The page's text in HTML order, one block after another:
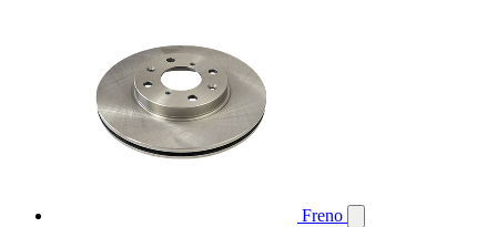
Freno